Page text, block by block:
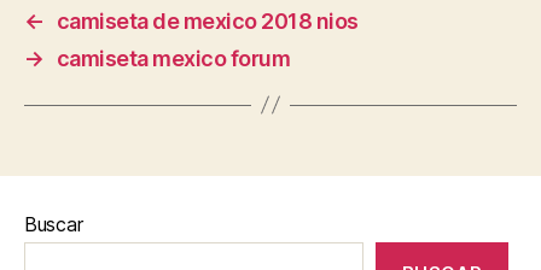
←
camiseta de mexico 2018 nios
→
camiseta mexico forum
Buscar